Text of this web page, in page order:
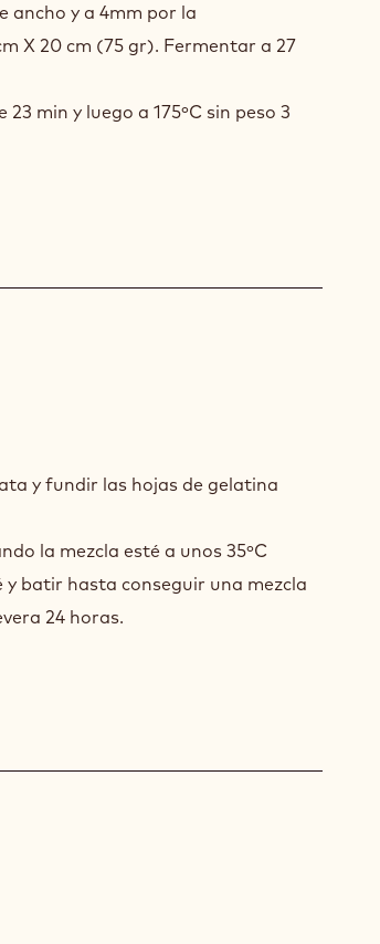
ancho y a 4mm por la
X 20 cm (75 gr). Fermentar a 27
min y luego a 175ºC sin peso 3
y fundir las hojas de gelatina
la mezcla esté a unos 35ºC
batir hasta conseguir una mezcla
24 horas.